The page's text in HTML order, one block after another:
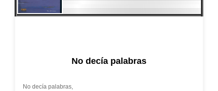
No decía palabras
No decía palabras,